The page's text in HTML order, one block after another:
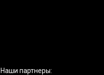
Наши партнеры: